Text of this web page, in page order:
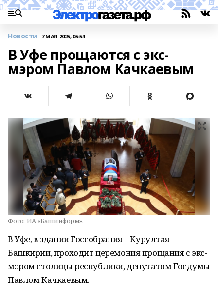
Новости 7 МАЯ 2025, 05:54
В Уфе прощаются с экс-
мэром Павлом Качкаевым
Фото: ИА «Башинформ».
В Уфе, в здании Госсобрания – Курултая
Башкирии, проходит церемония прощания с экс-
мэром столицы республики, депутатом Госдумы
Павлом Качкаевым.